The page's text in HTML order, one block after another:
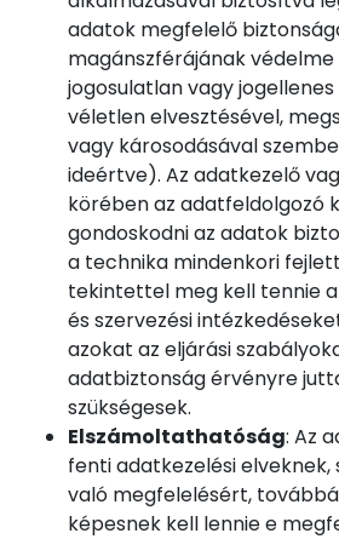
adatok megfelelő
magánszférájának
jogosulatlan vagy
véletlen elvesztésével,
vagy károsodásával
ideértve). Az adatkezelő
körében az adatfeldolgozó
gondoskodni az adatok
a technika mindenkori
tekintettel meg kell tennie
és szervezési
azokat az eljárási
adatbiztonság érvényre
szükségesek.
Elszámoltathatóság: Az
fenti adatkezelési
való megfelelésért,
képesnek kell lennie e